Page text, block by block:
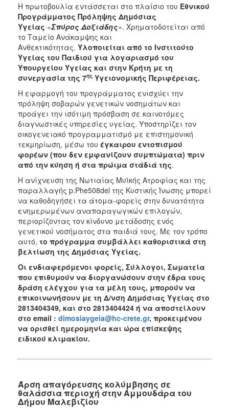
Η πρωτοβουλία εντάσσεται στο πλαίσιο του Εθνικού
Προγράμματος Πρόληψης Δημόσιας
Υγείας «Σπύρος Δοξιάδης». Χρηματοδοτείται από
το Ταμείο Ανάκαμψης και
Ανθεκτικότητας. Υλοποιείται από το Ινστιτούτο
Υγείας του Παιδιού για λογαριασμό του
Υπουργείου Υγείας και στην Κρήτη με τη
συνεργασία της 7ης Υγειονομικής Περιφέρειας.
Η εφαρμογή του προγράμματος ενισχύει την
πρόληψη σοβαρών γενετικών νοσημάτων και
προάγει την ισότιμη πρόσβαση σε καινοτόμες
διαγνωστικές υπηρεσίες υγείας. Υποστηρίζει τον
οικογενειακό προγραμματισμό με επιστημονική
τεκμηρίωση, μέσω του έγκαιρου εντοπισμού
φορέων (που δεν εμφανίζουν συμπτώματα) πριν
από την κύηση ή στα πρώιμα στάδιά της.
Η ανίχνευση της Νωτιαίας Μυϊκής Ατροφίας και της
παραλλαγής p.Phe508del της Κυστικής Ίνωσης μπορεί
να καθοδηγήσει τα άτομα-φορείς στην δυνατότητα
ενημερωμένων αναπαραγωγικών επιλογών,
περιορίζοντας τον κίνδυνο μετάδοσης ενός
γενετικού νοσήματος στα παιδιά τους. Με τον τρόπο
αυτό, το πρόγραμμα συμβάλλει καθοριστικά στη
βελτίωση της Δημόσιας Υγείας.
Οι ενδιαφερόμενοι φορείς, Σύλλογοι, Σωματεία
που επιθυμούν να διοργανώσουν στην έδρα τους
δράση ελέγχου για τα μέλη τους, μπορούν να
επικοινωνήσουν με τη Δ/νση Δημόσιας Υγείας στο
2813404349, και στο 2813404424 ή να αποστείλουν
στο email : dimosiaygeia@hc-crete.gr, προκειμένου
να ορισθεί ημερομηνία και ώρα επίσκεψης
ειδικού κλιμακίου.
Άρση απαγόρευσης κολύμβησης σε
θαλάσσια περιοχή στην Αμμουδάρα του
Δήμου Μαλεβιζίου